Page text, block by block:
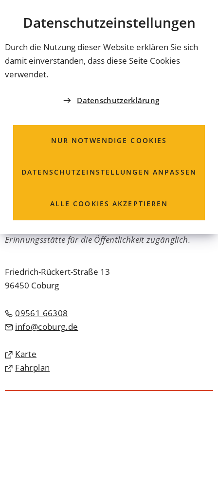
Datenschutz­einstellungen
Durch die Nutzung dieser Website erklären Sie sich
damit einverstanden, dass diese Seite Cookies
verwendet.
Datenschutzerklärung
NUR NOTWENDIGE COOKIES
DATENSCHUTZ­EINSTELLUNGEN ANPASSEN
ALLE COOKIES AKZEPTIEREN
INHALT ANSPRINGEN
Coburg
Gedächtnisstätte
Coburg
Neuses bei Coburg. Seine Nachkommen machten das
Erinnungsstätte für die Öffentlichkeit zugänglich.
Friedrich-Rückert-Straße 13
96450 Coburg
09561 66308
info
coburg de
Karte
(Öffnet
in
neuen
Fahrplan
(Öffnet
einem